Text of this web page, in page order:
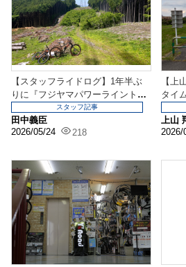
【スタッフライドログ】1年半ぶ
りに『フジヤマパワーライントレ
イル』へ。色々カスタ...
田中義臣
2026/05/24
218
スタッフ記事
【上
タイ
トレ
上山
2026/